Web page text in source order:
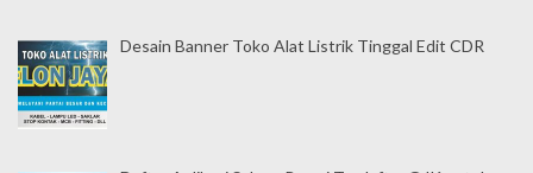
Desain Banner Toko Alat Listrik Tinggal Edit CDR